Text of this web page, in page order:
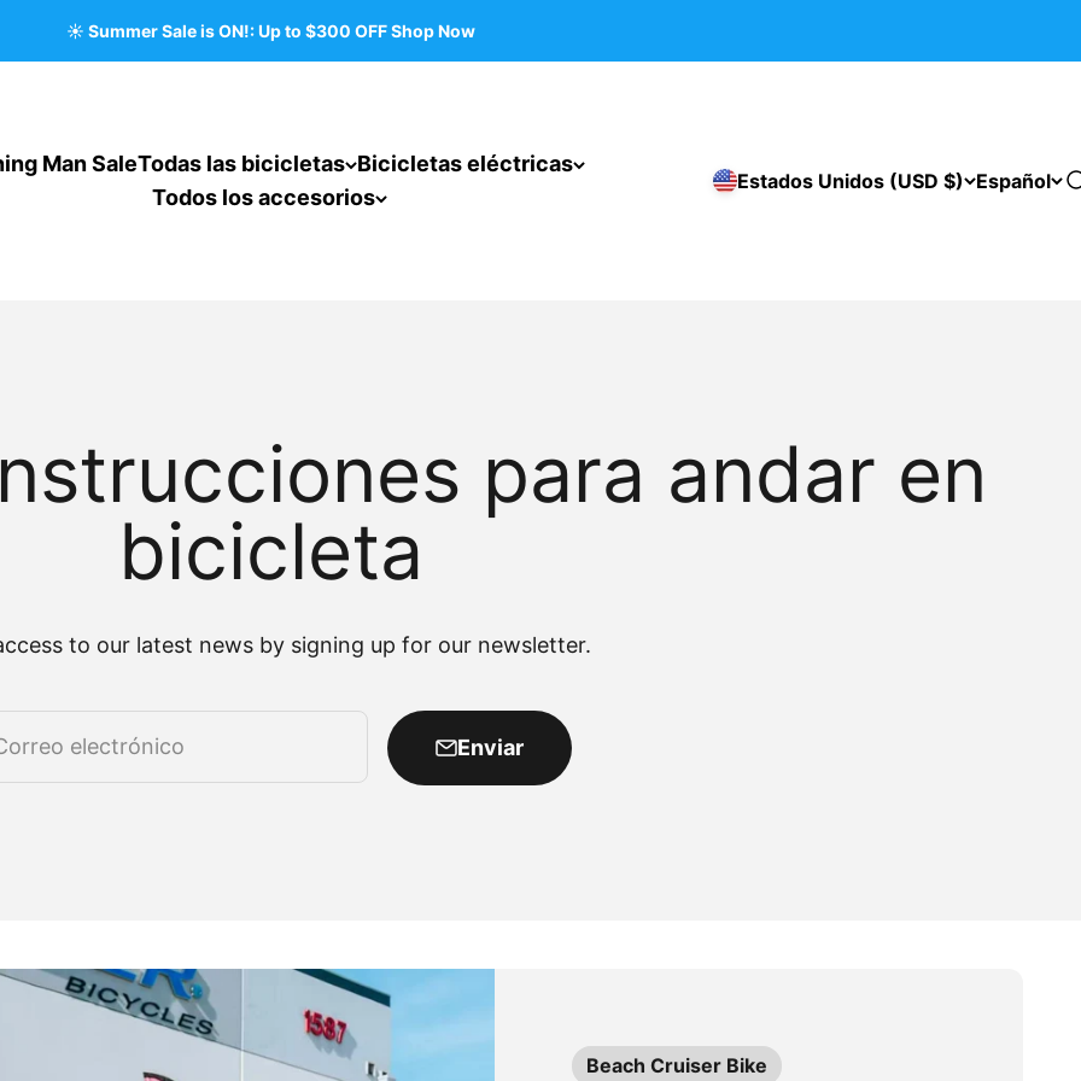
☀️ Summer Sale is ON!: Up to $300 OFF Shop Now
Man SaleTodas las bicicletas Bicicletas eléctricas
Todos los accesorios
Estados Unidos (USD $) Español
para andar en
bicicleta
to our latest news by signing up for our newsletter.
electrónico Enviar
Beach Cruiser Bike